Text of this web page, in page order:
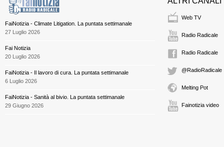
FaiNotizia - Climate Litigation. La puntata settimanale
27 Luglio 2026
Fai Notizia
20 Luglio 2026
FaiNotizia - Il lavoro di cura. La puntata settimanale
6 Luglio 2026
FaiNotizia - Sanità al bivio. La puntata settimanale
29 Giugno 2026
Web TV
Radio Radicale
Radio Radicale
@RadioRadicale
Melting Pot
Fainotizia video